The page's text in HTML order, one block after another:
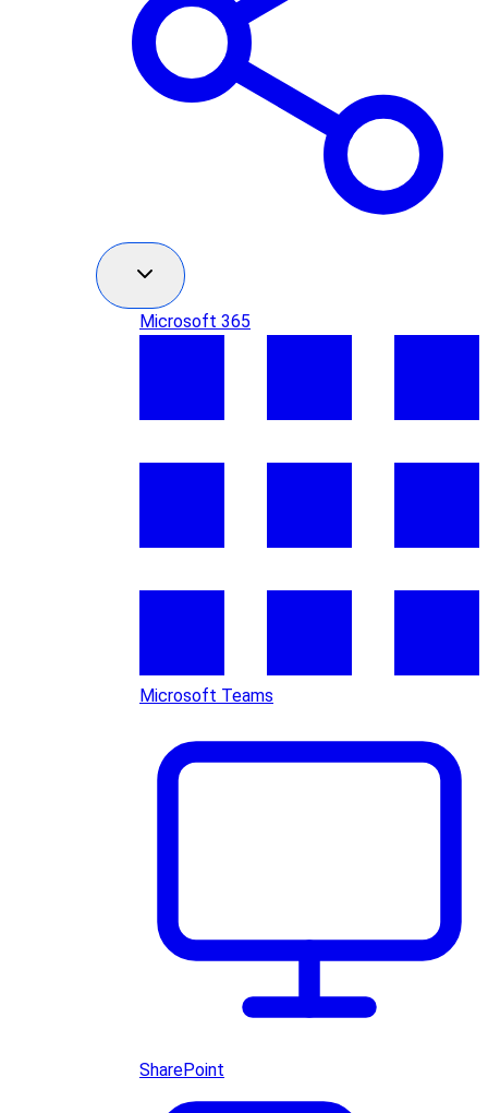
Microsoft 365
Microsoft Teams
SharePoint